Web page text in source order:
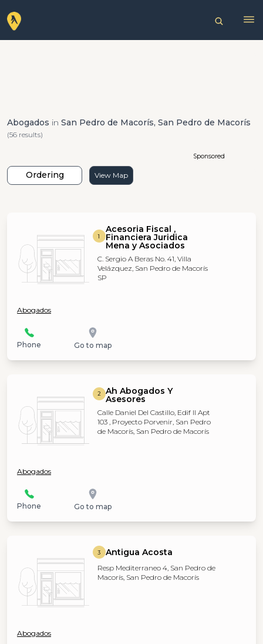
Abogados in San Pedro de Macorís, San Pedro de Macorís
(56 results)
Ordering View Map
Sponsored
1
Acesoria Fiscal ,
Financiera Juridica
Mena y Asociados
C. Sergio A Beras No. 41, Villa
Velázquez, San Pedro de Macorís
SP
Abogados
Phone Go to map
2 Ah Abogados Y
Asesores
Calle Daniel Del Castillo, Edif Il Apt
103 , Proyecto Porvenir, San Pedro
de Macorís, San Pedro de Macorís
Abogados
Phone Go to map
3 Antigua Acosta
Resp Mediterraneo 4, San Pedro de
Macorís, San Pedro de Macorís
Abogados